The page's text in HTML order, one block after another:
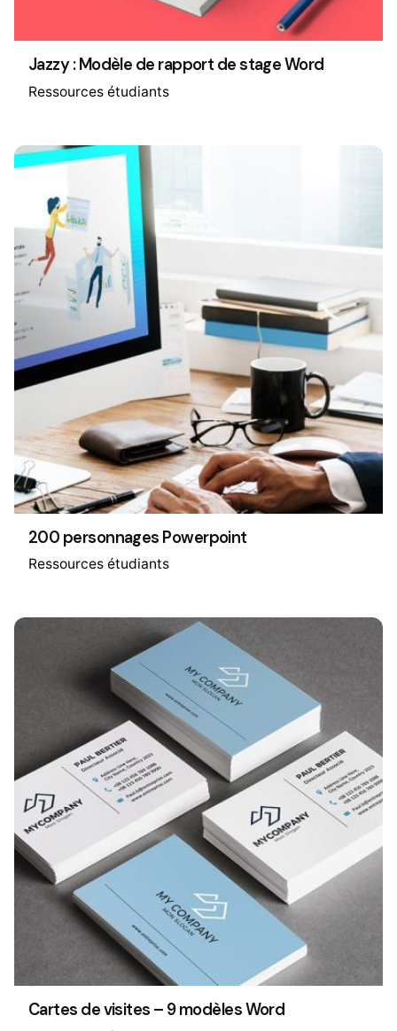
Jazzy : Modèle de rapport de stage Word
Ressources étudiants
200 personnages Powerpoint
Ressources étudiants
Cartes de visites – 9 modèles Word